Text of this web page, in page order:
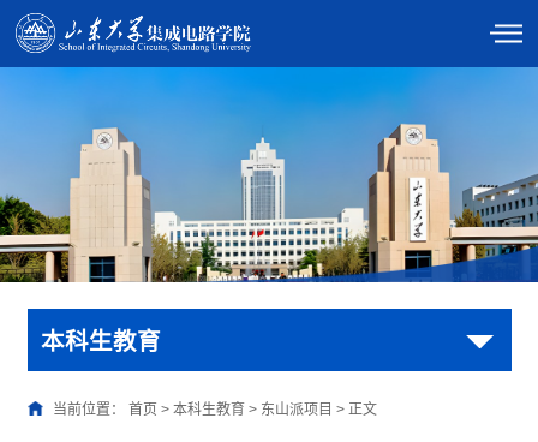
本科生教育
当前位置： 首页 > 本科生教育 > 东山派项目 > 正文